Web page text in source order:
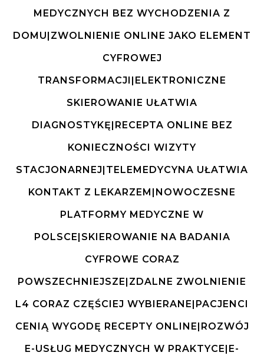
MEDYCZNYCH BEZ WYCHODZENIA Z
DOMU|ZWOLNIENIE ONLINE JAKO ELEMENT
CYFROWEJ
TRANSFORMACJI|ELEKTRONICZNE
SKIEROWANIE UŁATWIA
DIAGNOSTYKĘ|RECEPTA ONLINE BEZ
KONIECZNOŚCI WIZYTY
STACJONARNEJ|TELEMEDYCYNA UŁATWIA
KONTAKT Z LEKARZEM|NOWOCZESNE
PLATFORMY MEDYCZNE W
POLSCE|SKIEROWANIE NA BADANIA
CYFROWE CORAZ
POWSZECHNIEJSZE|ZDALNE ZWOLNIENIE
L4 CORAZ CZĘŚCIEJ WYBIERANE|PACJENCI
CENIĄ WYGODĘ RECEPTY ONLINE|ROZWÓJ
E-USŁUG MEDYCZNYCH W PRAKTYCE|E-